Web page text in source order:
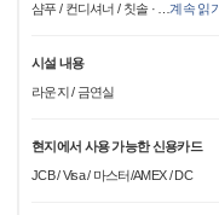
샴푸 / 컨디셔너 / 칫솔 ·
계속 읽기
시설 내용
라운지 / 금연실
현지에서 사용 가능한 신용카드
JCB / Visa / 마스터/AMEX / DC